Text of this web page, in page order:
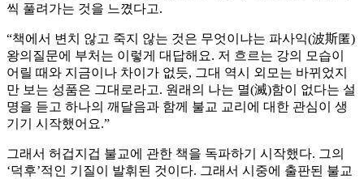
씩 풀려가는 것을 느꼈다고.
“책에서 변치 않고 죽지 않는 것은 무엇이냐는 파사익(波斯匿)
왕의질문에 부처는 이렇게 대답해요. 저 흐르는 강의 모습이
어릴 때와 지금이나 차이가 없듯, 그대 역시 외모는 바뀌었지
만 보는 성품은 그대로라고. 원래의 나는 멸(滅)함이 없다는 설
명을 듣고 하나의 깨달음과 함께 불교 교리에 대한 관심이 생
기기 시작했어요.”
그래서 허겁지겁 불교에 관한 책을 독파하기 시작했다. 그의
‘덕후’적인 기질이 발휘된 것이다. 그래서 시중에 출판된 불교